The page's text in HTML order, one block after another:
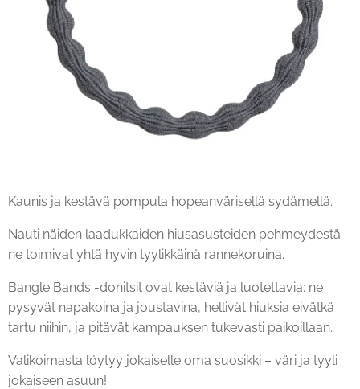
Kaunis ja kestävä pompula hopeanvärisellä sydämellä.
Nauti näiden laadukkaiden hiusasusteiden pehmeydestä –
ne toimivat yhtä hyvin tyylikkäinä rannekoruina.
Bangle Bands -donitsit ovat kestäviä ja luotettavia: ne
pysyvät napakoina ja joustavina, hellivät hiuksia eivätkä
tartu niihin, ja pitävät kampauksen tukevasti paikoillaan.
Valikoimasta löytyy jokaiselle oma suosikki – väri ja tyyli
jokaiseen asuun!